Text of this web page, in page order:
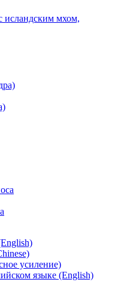
исландским мхом,
усиление)
языке (English)